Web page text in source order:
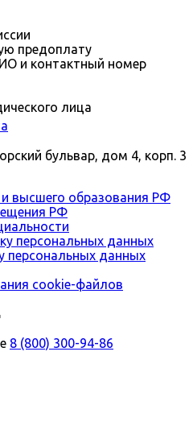
предоплату
и контактный номер
лица
бульвар, дом 4, корп. 3
высшего образования РФ
РФ
персональных данных
персональных данных
сookie-файлов
8 (800) 300-94-86